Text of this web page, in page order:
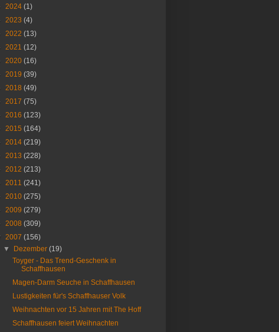
2024 (1)
2023 (4)
2022 (13)
2021 (12)
2020 (16)
2019 (39)
2018 (49)
2017 (75)
2016 (123)
2015 (164)
2014 (219)
2013 (228)
2012 (213)
2011 (241)
2010 (275)
2009 (279)
2008 (309)
2007 (156)
▼
Dezember(19)
Toyger - Das Trend-Geschenk in
Schaffhausen
Magen-Darm Seuche in Schaffhausen
Lustigkeiten für's Schaffhauser Volk
Weihnachten vor 15 Jahren mit The Hoff
Schaffhausen feiert Weihnachten